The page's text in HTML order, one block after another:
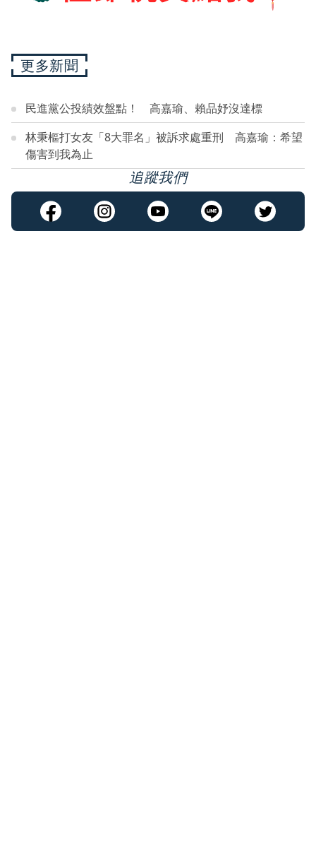
更多新聞
民進黨公投績效盤點！ 高嘉瑜、賴品妤沒達標
林秉樞打女友「8大罪名」被訴求處重刑 高嘉瑜：希望
傷害到我為止
追蹤我們